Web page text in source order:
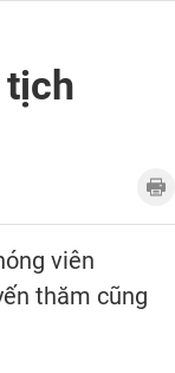
tịch
viên
thăm cũng